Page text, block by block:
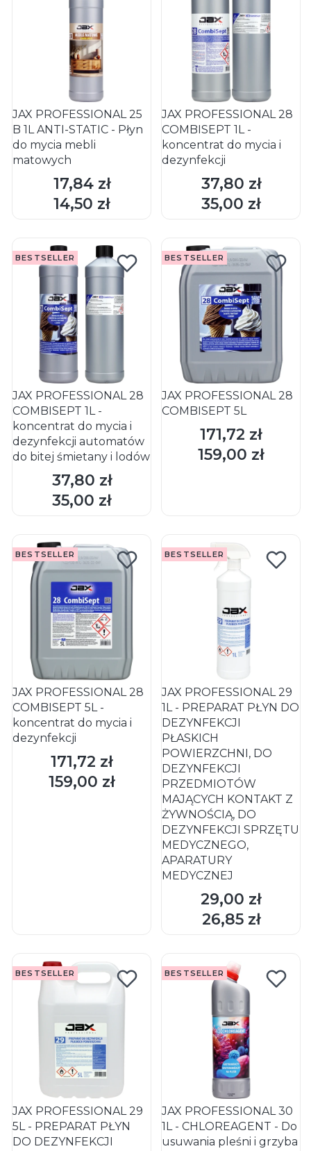
JAX PROFESSIONAL 25
B 1L ANTI-STATIC - Płyn
do mycia mebli
matowych
Cena
17,84 zł
Cena
14,50 zł
DO KOSZYKA
JAX PROFESSIONAL 28
COMBISEPT 1L -
koncentrat do mycia i
dezynfekcji
Cena
37,80 zł
Cena
35,00 zł
DO KOSZYKA
BESTSELLER
JAX PROFESSIONAL 28
COMBISEPT 1L -
koncentrat do mycia i
dezynfekcji automatów
do bitej śmietany i lodów
Cena
37,80 zł
Cena
35,00 zł
DO KOSZYKA
BESTSELLER
JAX PROFESSIONAL 28
COMBISEPT 5L
Cena
171,72 zł
Cena
159,00 zł
BESTSELLER
JAX PROFESSIONAL 28
COMBISEPT 5L -
koncentrat do mycia i
dezynfekcji
Cena
171,72 zł
Cena
159,00 zł
BESTSELLER
JAX PROFESSIONAL 29
1L - PREPARAT PŁYN DO
DEZYNFEKCJI
PŁASKICH
POWIERZCHNI, DO
DEZYNFEKCJI
PRZEDMIOTÓW
MAJĄCYCH KONTAKT Z
ŻYWNOŚCIĄ, DO
DEZYNFEKCJI SPRZĘTU
MEDYCZNEGO,
APARATURY
MEDYCZNEJ
Cena
29,00 zł
Cena
26,85 zł
DO KOSZYKA
BESTSELLER
JAX PROFESSIONAL 29
5L - PREPARAT PŁYN
DO DEZYNFEKCJI
BESTSELLER
JAX PROFESSIONAL 30
1L - CHLOREAGENT - Do
usuwania pleśni i grzyba